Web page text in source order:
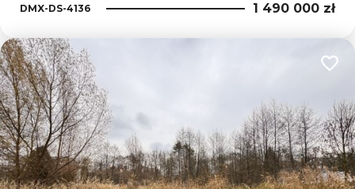
DMX-DS-4136 1 490 000 zł